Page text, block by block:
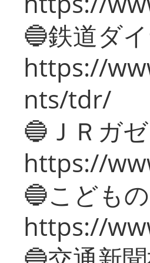
🔵鉄道ダ
https://
nts/tdr/
🔵ＪＲガ
https://
🔵こども
https://